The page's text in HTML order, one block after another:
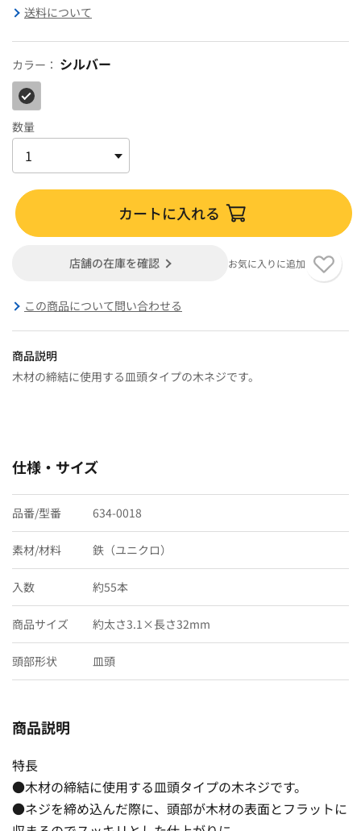
送料について
カラー： シルバー
数量
カートに入れる
店舗の在庫を確認 お気に入りに追加
この商品について問い合わせる
商品説明
木材の締結に使用する皿頭タイプの木ネジです。
仕様・サイズ
品番/型番 634-0018
素材/材料 鉄（ユニクロ）
入数 約55本
商品サイズ 約太さ3.1×長さ32mm
頭部形状 皿頭
商品説明
特長
●木材の締結に使用する皿頭タイプの木ネジです。
●ネジを締め込んだ際に、頭部が木材の表面とフラットに